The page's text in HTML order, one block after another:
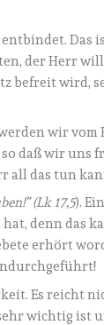
Das
der Herr will
befreit wird,
wir
daß wir uns
all das tun
(Lk 17,5).
denn das
erhört
Es reicht
wichtig ist